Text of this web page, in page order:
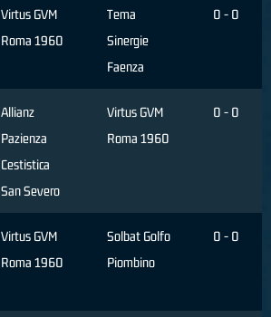
Virtus GVM
Roma 1960
Tema
Sinergie
Faenza
0 - 0
Allianz
Pazienza
Cestistica
San Severo
Virtus GVM
Roma 1960
0 - 0
Virtus GVM
Roma 1960
Solbat Golfo
Piombino
0 - 0